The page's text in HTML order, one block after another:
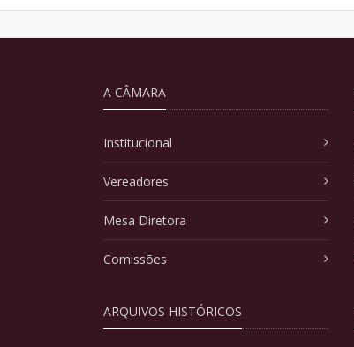
A CÂMARA
Institucional
Vereadores
Mesa Diretora
Comissões
ARQUIVOS HISTÓRICOS